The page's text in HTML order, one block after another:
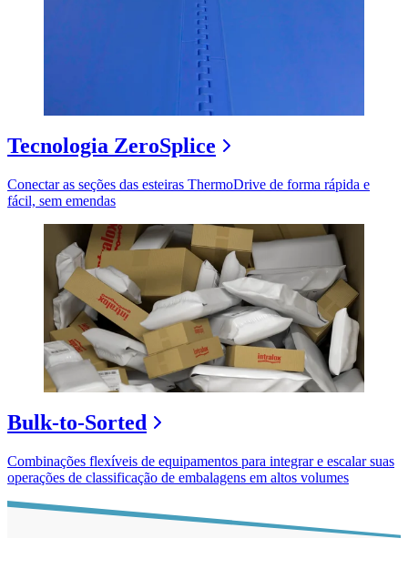
Tecnologia ZeroSplice
Conectar as seções das esteiras ThermoDrive de forma rápida e
fácil, sem emendas
Bulk-to-Sorted
Combinações flexíveis de equipamentos para integrar e escalar suas
operações de classificação de embalagens em altos volumes